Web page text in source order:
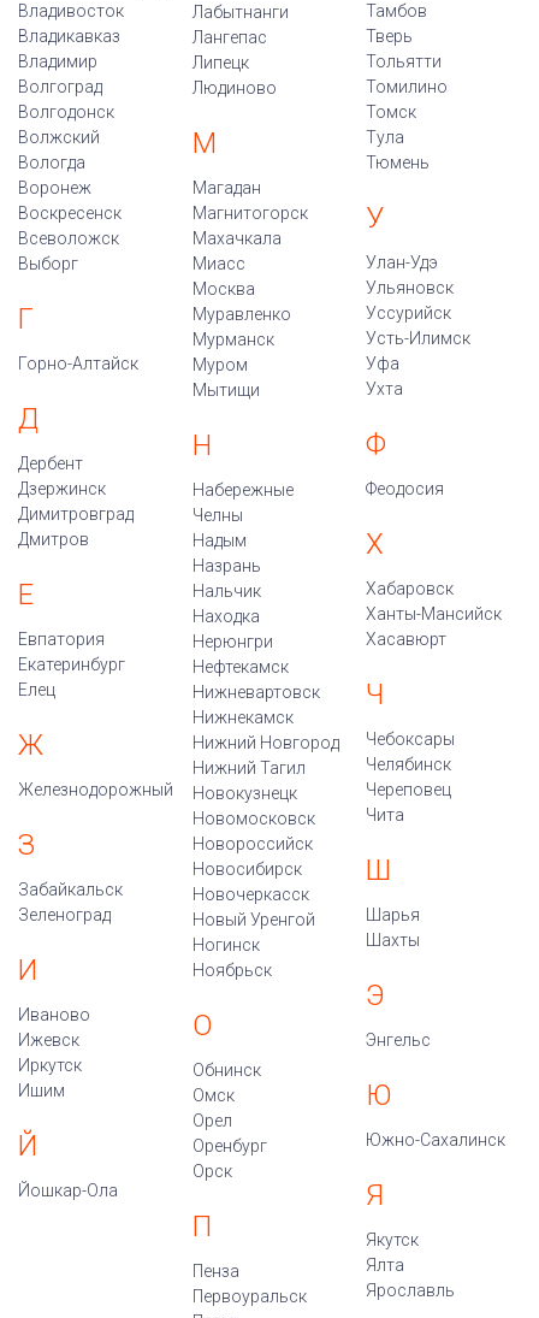
Владивосток
Владикавказ
Владимир
Волгоград
Волгодонск
Волжский
Вологда
Воронеж
Воскресенск
Всеволожск
Выборг
Г
Горно-Алтайск
Д
Дербент
Дзержинск
Димитровград
Дмитров
Е
Евпатория
Екатеринбург
Елец
Ж
Железнодорожный
З
Забайкальск
Зеленоград
И
Иваново
Ижевск
Иркутск
Ишим
Й
Йошкар-Ола
Лабытнанги
Лангепас
Липецк
Людиново
М
Магадан
Магнитогорск
Махачкала
Миасс
Москва
Муравленко
Мурманск
Муром
Мытищи
Н
Набережные
Челны
Надым
Назрань
Нальчик
Находка
Нерюнгри
Нефтекамск
Нижневартовск
Нижнекамск
Нижний Новгород
Нижний Тагил
Новокузнецк
Новомосковск
Новороссийск
Новосибирск
Новочеркасск
Новый Уренгой
Ногинск
Ноябрьск
О
Обнинск
Омск
Орел
Оренбург
Орск
П
Пенза
Первоуральск
Тамбов
Тверь
Тольятти
Томилино
Томск
Тула
Тюмень
У
Улан-Удэ
Ульяновск
Уссурийск
Усть-Илимск
Уфа
Ухта
Ф
Феодосия
Х
Хабаровск
Ханты-Мансийск
Хасавюрт
Ч
Чебоксары
Челябинск
Череповец
Чита
Ш
Шарья
Шахты
Э
Энгельс
Ю
Южно-Сахалинск
Я
Якутск
Ялта
Ярославль